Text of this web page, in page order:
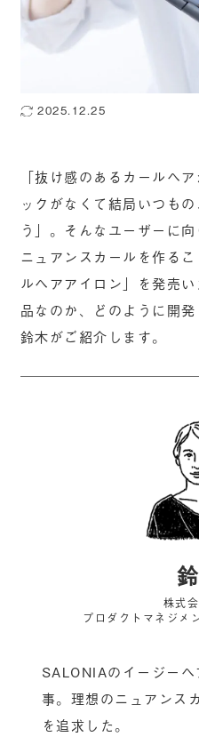
2025.12.25
「抜け感のあるカールヘ
ックがなくて結局いつも
う」。そんなユーザーに
ニュアンスカールを作る
ルヘアアイロン」を発売
品なのか、どのように開
鈴木がご紹介します。
株式
プロダクトマネジメ
SALONIAのイージー
事。理想のニュアンス
を追求した。